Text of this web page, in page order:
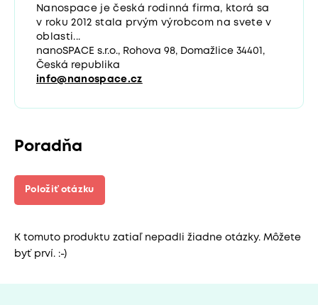
Nanospace je česká rodinná firma, ktorá sa
v roku 2012 stala prvým výrobcom na svete v
oblasti...
nanoSPACE s.r.o., Rohova 98, Domažlice 34401,
Česká republika
info@nanospace.cz
Poradňa
Položiť otázku
K tomuto produktu zatiaľ nepadli žiadne otázky. Môžete
byť prví. :-)